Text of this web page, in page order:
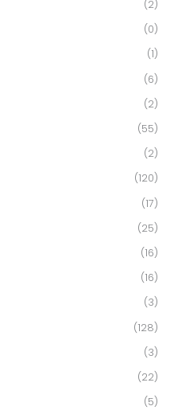
(2)
(0)
(1)
(6)
(2)
(55)
(2)
(120)
(17)
(25)
(16)
(16)
(3)
(128)
(3)
(22)
(5)